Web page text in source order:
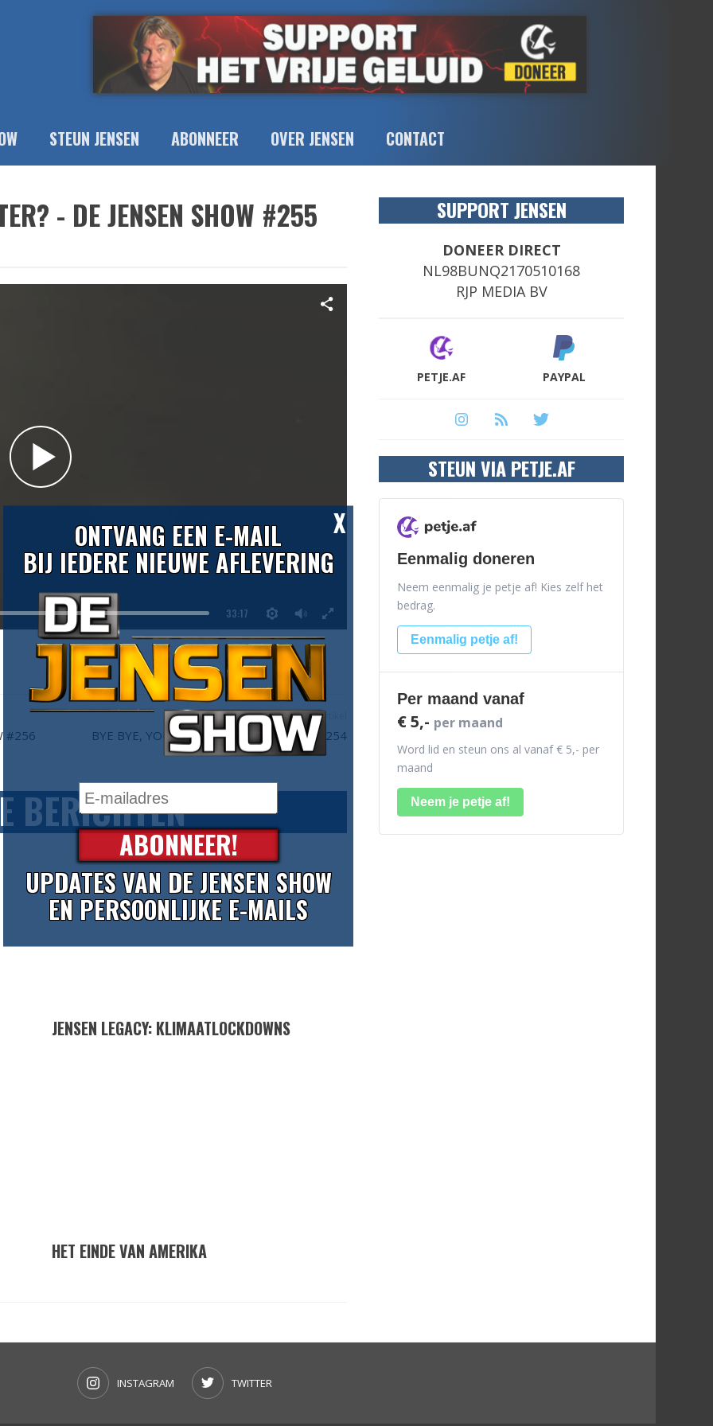
STEUN JENSEN ABONNEER OVER JENSEN CONTACT
- DE JENSEN SHOW #255
33:17
#256
Volgend artikel
BYE BYE, YOUTUBE - DE JENSEN SHOW #254
BERICHTEN
JENSEN LEGACY: KLIMAATLOCKDOWNS
HET EINDE VAN AMERIKA
SUPPORT JENSEN
DONEER DIRECT
NL98BUNQ2170510168
RJP MEDIA BV
PETJE.AF PAYPAL
STEUN VIA PETJE.AF
Eenmalig doneren
Neem eenmalig je petje af! Kies zelf het
bedrag.
Eenmalig petje af!
Per maand vanaf
€ 5,- per maand
Word lid en steun ons al vanaf € 5,- per
maand
Neem je petje af!
INSTAGRAM TWITTER
X
ONTVANG EEN E-MAIL
BIJ IEDERE NIEUWE AFLEVERING
ABONNEER!
UPDATES VAN DE JENSEN SHOW
EN PERSOONLIJKE E-MAILS